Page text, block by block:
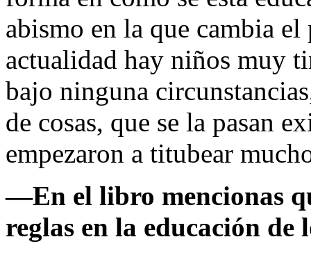
abismo en la que cambia
actualidad hay niños muy
bajo ninguna
de cosas, que se la pasan
empezaron a titubear
—En el libro mencionas
reglas en la educación de